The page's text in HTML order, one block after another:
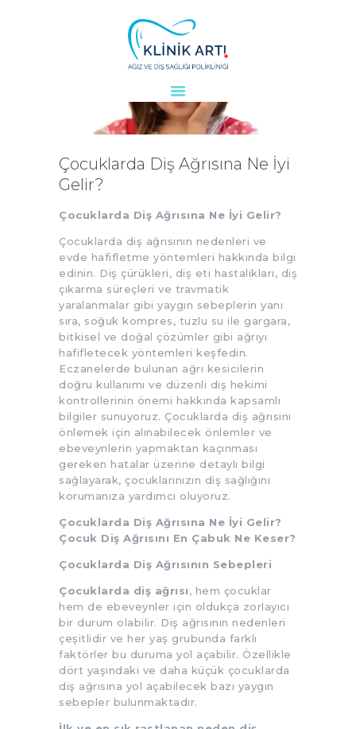
ANASAYFA
KURUMSAL
TEDAVILER
KVKK
AYDINLATMA
METNI
BLOG
KLINIĞIMIZ
İLETIŞIM
Çocuklarda Diş Ağrısına Ne İyi
Gelir?
Çocuklarda Diş Ağrısına Ne İyi Gelir?
Çocuklarda diş ağrısının nedenleri ve
evde hafifletme yöntemleri hakkında bilgi
edinin. Diş çürükleri, diş eti hastalıkları, diş
çıkarma süreçleri ve travmatik
yaralanmalar gibi yaygın sebeplerin yanı
sıra, soğuk kompres, tuzlu su ile gargara,
bitkisel ve doğal çözümler gibi ağrıyı
hafifletecek yöntemleri keşfedin.
Eczanelerde bulunan ağrı kesicilerin
doğru kullanımı ve düzenli diş hekimi
kontrollerinin önemi hakkında kapsamlı
bilgiler sunuyoruz. Çocuklarda diş ağrısını
önlemek için alınabilecek önlemler ve
ebeveynlerin yapmaktan kaçınması
gereken hatalar üzerine detaylı bilgi
sağlayarak, çocuklarınızın diş sağlığını
korumanıza yardımcı oluyoruz.
Çocuklarda Diş Ağrısına Ne İyi Gelir?
Çocuk Diş Ağrısını En Çabuk Ne Keser?
Çocuklarda Diş Ağrısının Sebepleri
Çocuklarda diş ağrısı, hem çocuklar
hem de ebeveynler için oldukça zorlayıcı
bir durum olabilir. Diş ağrısının nedenleri
çeşitlidir ve her yaş grubunda farklı
faktörler bu duruma yol açabilir. Özellikle
dört yaşındaki ve daha küçük çocuklarda
diş ağrısına yol açabilecek bazı yaygın
sebepler bulunmaktadır.